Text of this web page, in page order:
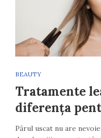
BEAUTY
Tratamente
diferența
Părul uscat nu are